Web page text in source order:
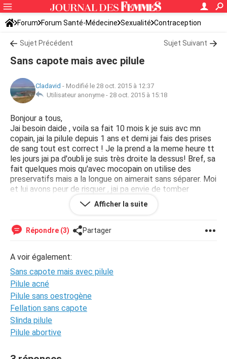
Forum Forum Santé-Médecine Sexualité Contraception
Sujet Précédent Sujet Suivant
Sans capote mais avec pilule
Cladavid - Modifié le 28 oct. 2015 à 12:37
Utilisateur anonyme - 28 oct. 2015 à 15:18
Bonjour a tous,
Jai besoin daide , voila sa fait 10 mois k je suis avc mn
copain, jai la pilule depuis 1 ans et demi jai fais des prises
de sang tout est correct ! Je la prend a la meme heure tt
les jours jai pa d'oubli je suis très droite la dessus! Bref, sa
fait quelques mois qu'avec mocopain on utilise des
preservatifs mais a la longue on aimerait sans séparer. Moi
et lui avons peur de risquer , jai pa envie de tomber
enceinte a mon age !! Pouvez vous nous aider? Doit on
risquer? Merci davance!
Afficher la suite
Répondre (3) Partager
A voir également:
Sans capote mais avec pilule
Pilule acné
Pilule sans oestrogène
Fellation sans capote
Slinda pilule
Pilule abortive